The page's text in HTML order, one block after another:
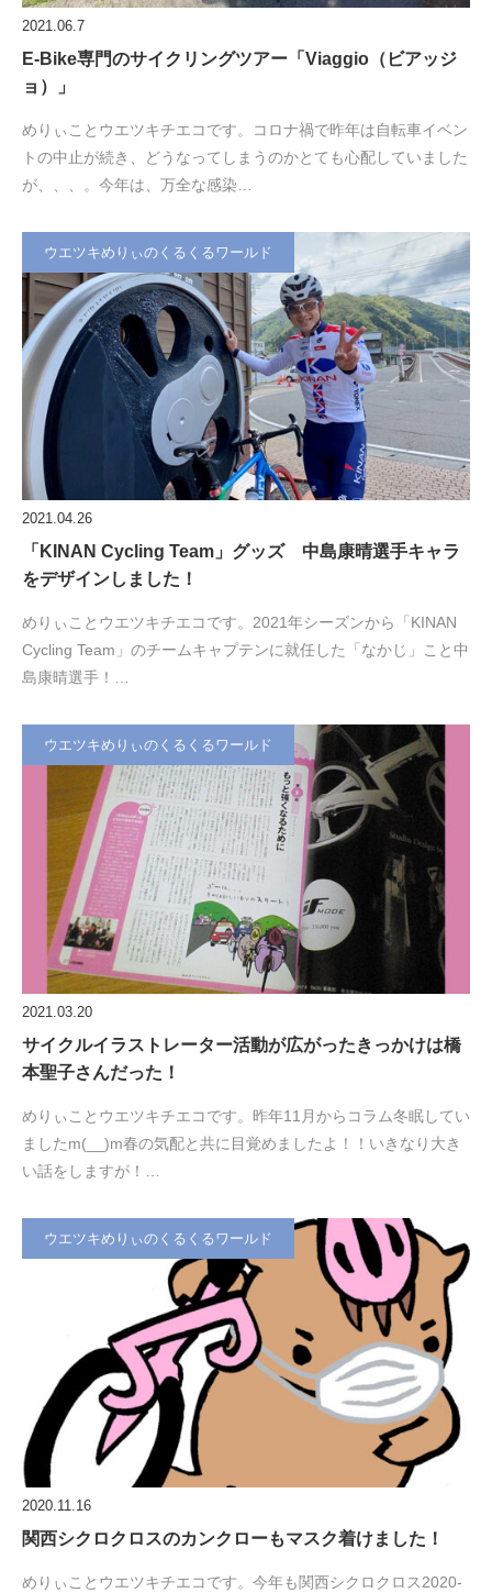
2021.06.7
E-Bike専門のサイクリングツアー「Viaggio（ビアッジ
ョ）」
めりぃことウエツキチエコです。コロナ禍で昨年は自転車イベン
トの中止が続き、どうなってしまうのかとても心配していました
が、、、。今年は、万全な感染…
ウエツキめりぃのくるくるワールド
2021.04.26
「KINAN Cycling Team」グッズ 中島康晴選手キャラ
をデザインしました！
めりぃことウエツキチエコです。2021年シーズンから「KINAN
Cycling Team」のチームキャプテンに就任した「なかじ」こと中
島康晴選手！…
ウエツキめりぃのくるくるワールド
2021.03.20
サイクルイラストレーター活動が広がったきっかけは橋
本聖子さんだった！
めりぃことウエツキチエコです。昨年11月からコラム冬眠してい
ましたm(__)m春の気配と共に目覚めましたよ！！いきなり大き
い話をしますが！…
ウエツキめりぃのくるくるワールド
2020.11.16
関西シクロクロスのカンクローもマスク着けました！
めりぃことウエツキチエコです。今年も関西シクロクロス2020-